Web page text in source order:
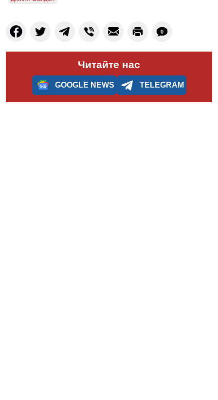
0
Читайте нас
GOOGLE NEWS TELEGRAM